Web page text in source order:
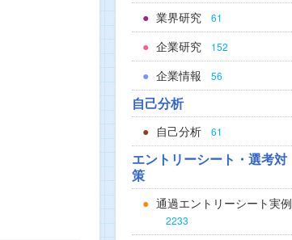
業界研究 61
企業研究 152
企業情報 56
自己分析
自己分析 61
エントリーシート・選考対
策
通過エントリーシート実例
2233